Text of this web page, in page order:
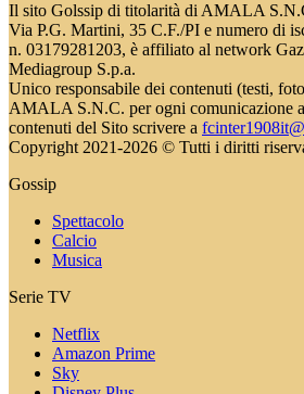
Il sito Golssip di titolarità di AMALA
Via P.G. Martini, 35 C.F./PI e numero di
n. 03179281203, è affiliato al network
Mediagroup S.p.a.
Unico responsabile dei contenuti (testi,
AMALA S.N.C. per ogni comunicazione
contenuti del Sito scrivere a
Copyright 2021-2026 © Tutti i diritti
Gossip
Spettacolo
Calcio
Musica
Serie TV
Netflix
Amazon Prime
Sky